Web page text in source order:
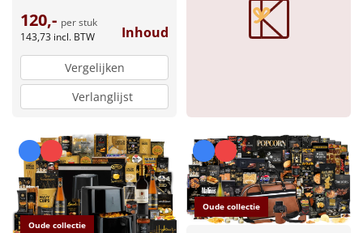
120,- per stuk
143,73 incl. BTW Inhoud
Vergelijken
Verlanglijst
Oude collectie
Oude collectie